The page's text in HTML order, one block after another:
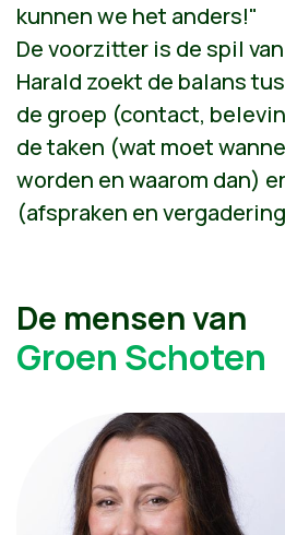
kunnen we het anders!"
De voorzitter is de spil
Harald zoekt de balans
de groep (contact,
de taken (wat moet
worden en waarom dan)
(afspraken en
De mensen van
Groen Schoten